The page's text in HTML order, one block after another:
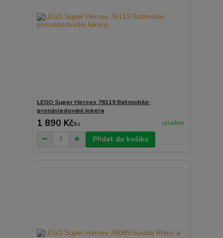
LEGO Super Heroes 76119 Batmobile:
pronásledování Jokera
1 890 Kč/ks skladem
Přidat do košíku